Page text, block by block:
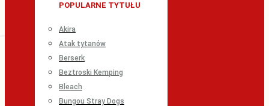
POPULARNE TYTUŁU
Akira
Atak tytanów
Berserk
Beztroski Kemping
Bleach
Bungou Stray Dogs